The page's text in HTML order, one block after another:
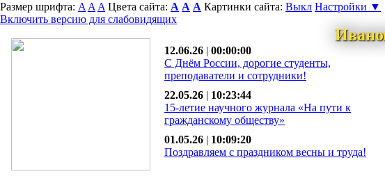
Размер шрифта: A A A Цвета сайта: A A A Картинки сайта: Выкл Настройки ▼
Включить версию для слабовидящих
12.06.26 | 00:00:00
С Днём России, дорогие студенты,
преподаватели и сотрудники!
22.05.26 | 10:23:44
15-летие научного журнала «На пути к
гражданскому обществу»
01.05.26 | 10:09:20
Поздравляем с праздником весны и труда!